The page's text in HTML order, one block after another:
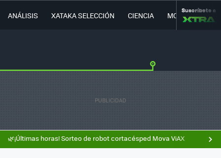
ANÁLISIS XATAKA SELECCIÓN CIENCIA MOVILIDAD
Suscríbete a
🌿¡Últimas horas! Sorteo de robot cortacésped Mova ViAX